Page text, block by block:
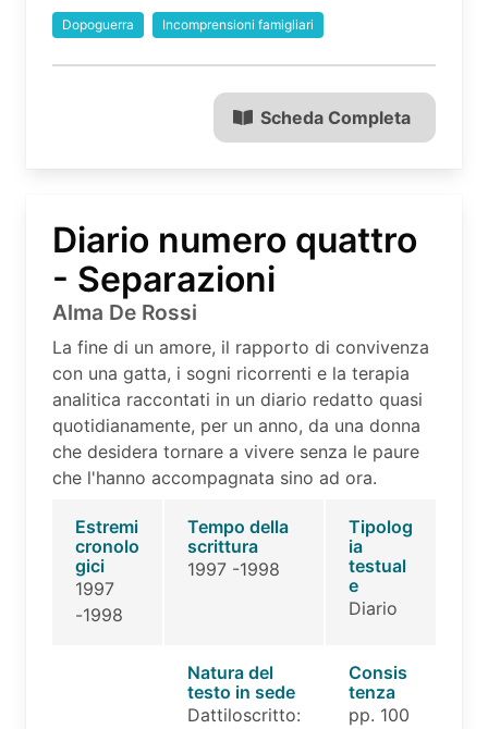
Dopoguerra Incomprensioni famigliari
Scheda Completa
Diario numero quattro
- Separazioni
Alma De Rossi
La fine di un amore, il rapporto di convivenza
con una gatta, i sogni ricorrenti e la terapia
analitica raccontati in un diario redatto quasi
quotidianamente, per un anno, da una donna
che desidera tornare a vivere senza le paure
che l'hanno accompagnata sino ad ora.
Estremi
cronolo
gici
1997
-1998
Tempo della
scrittura
1997 -1998
Tipolog
ia
testual
e
Diario
Natura del
testo in sede
Dattiloscritto:
Consis
tenza
pp. 100